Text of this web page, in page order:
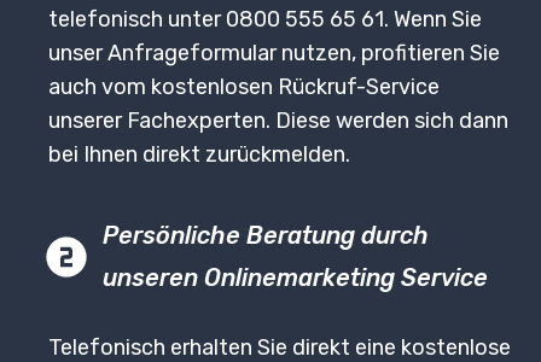
telefonisch unter0800 555 65 61. Wenn Sie
unser Anfrageformular nutzen, profitieren Sie
auch vom kostenlosen Rückruf-Service
unserer Fachexperten. Diese werden sich dann
bei Ihnen direkt zurückmelden.
Persönliche Beratung durch
unseren Onlinemarketing Service
Telefonisch erhalten Sie direkt eine kostenlose